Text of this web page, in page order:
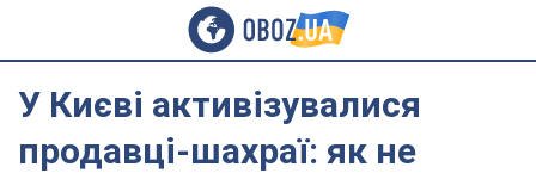
У Києві активізувалися
продавці-шахраї: як не